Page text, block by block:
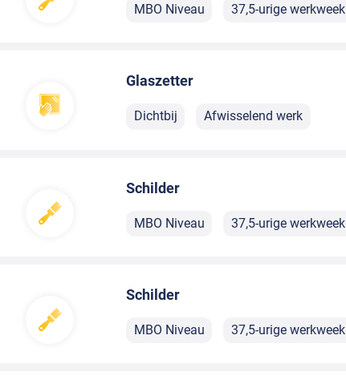
MBO Niveau 37,5-urige werkweek
Glaszetter
Dichtbij Afwisselend werk
Schilder
MBO Niveau 37,5-urige werkweek
Schilder
MBO Niveau 37,5-urige werkweek